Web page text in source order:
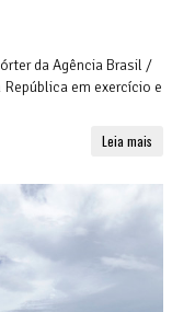
da Agência Brasil /
em exercício e
Leia mais